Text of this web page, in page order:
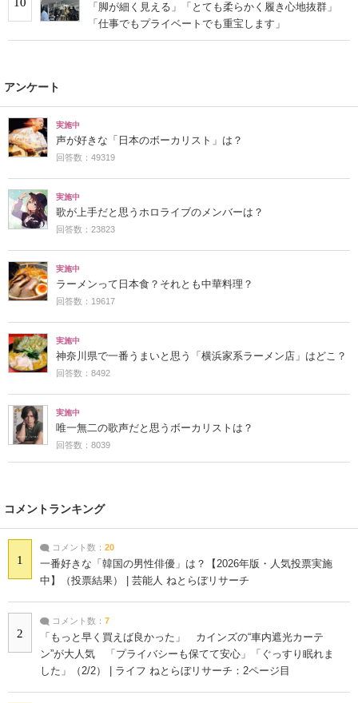
「脚が細く見える」「とても柔らかく履き心地抜群」
「仕事でもプライベートでも重宝します」
アンケート
実施中
声が好きな「日本のボーカリスト」は？
回答数：49319
実施中
歌が上手だと思うホロライブのメンバーは？
回答数：23823
実施中
ラーメンって日本食？それとも中華料理？
回答数：19617
実施中
神奈川県で一番うまいと思う「横浜家系ラーメン店」はどこ？
回答数：8492
実施中
唯一無二の歌声だと思うボーカリストは？
回答数：8039
コメントランキング
1
コメント数： 20
一番好きな「韓国の男性俳優」は？【2026年版・人気投票実施
中】（投票結果） | 芸能人 ねとらぼリサーチ
2
コメント数： 7
「もっと早く買えば良かった」 カインズの“車内遮光カーテ
ン”が大人気 「プライバシーも保てて安心」「ぐっすり眠れま
した」（2/2） | ライフ ねとらぼリサーチ：2ページ目